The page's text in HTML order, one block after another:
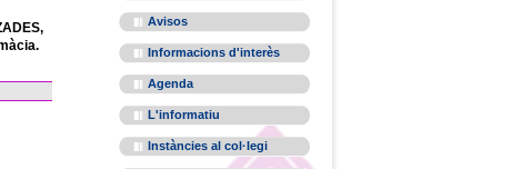
Avisos
Informacions d'interès
Agenda
L'informatiu
Instàncies al col·legi